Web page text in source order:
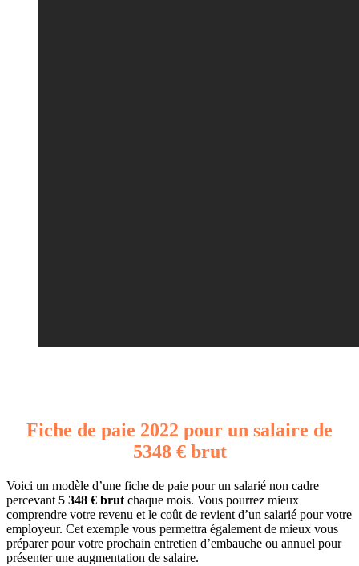
Fiche de paie 2022 pour un salaire de
5348 € brut
Voici un modèle d’une fiche de paie pour un salarié non cadre
percevant 5 348 € brut chaque mois. Vous pourrez mieux
comprendre votre revenu et le coût de revient d’un salarié pour votre
employeur. Cet exemple vous permettra également de mieux vous
préparer pour votre prochain entretien d’embauche ou annuel pour
présenter une augmentation de salaire.